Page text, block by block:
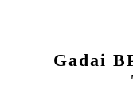
Gadai